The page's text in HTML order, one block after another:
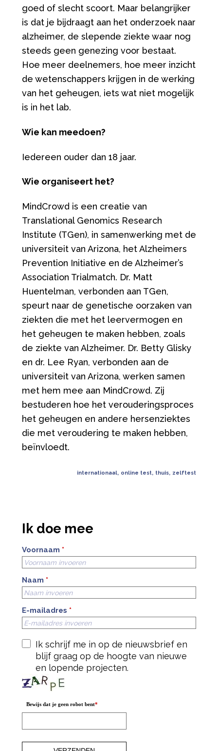
goed of slecht scoort. Maar belangrijker
is dat je bijdraagt aan het onderzoek naar
alzheimer, de slepende ziekte waar nog
steeds geen genezing voor bestaat.
Hoe meer deelnemers, hoe meer inzicht
de wetenschappers krijgen in de werking
van het geheugen, iets wat niet mogelijk
is in het lab.
Wie kan meedoen?
Iedereen ouder dan 18 jaar.
Wie organiseert het?
MindCrowd is een creatie van
Translational Genomics Research
Institute (TGen), in samenwerking met de
universiteit van Arizona, het Alzheimers
Prevention Initiative en de Alzheimer’s
Association Trialmatch. Dr. Matt
Huentelman, verbonden aan TGen,
speurt naar de genetische oorzaken van
ziekten die met het leervermogen en
het geheugen te maken hebben, zoals
de ziekte van Alzheimer. Dr. Betty Glisky
en dr. Lee Ryan, verbonden aan de
universiteit van Arizona, werken samen
met hem mee aan MindCrowd. Zij
bestuderen hoe het verouderingsproces
het geheugen en andere hersenziektes
die met veroudering te maken hebben,
beïnvloedt.
internationaal, online test, thuis, zelftest
Ik doe mee
Voornaam *
Naam *
E-mailadres *
Ik schrijf me in op de nieuwsbrief en
blijf graag op de hoogte van nieuwe
en lopende projecten.
Bewijs dat je geen robot bent*